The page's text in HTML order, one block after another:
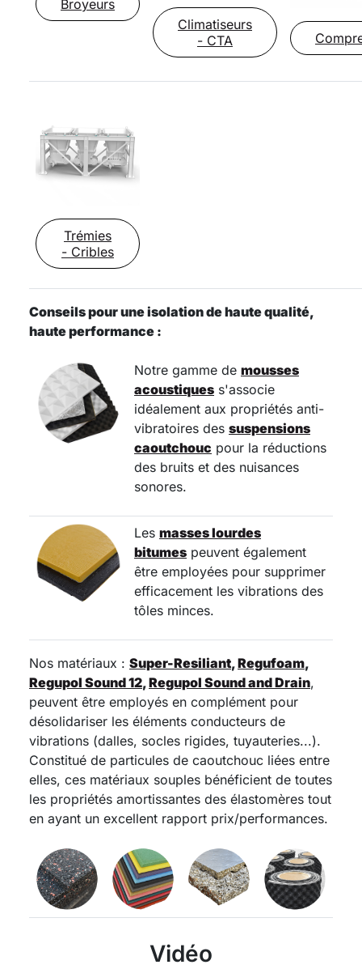
Broyeurs
Climatiseurs
- CTA
Trémies
- Cribles
Conseils pour une isolation de haute qualité,
haute performance :
Notre gamme de mousses
acoustiques s'associe
idéalement aux propriétés anti-
vibratoires des suspensions
caoutchouc pour la réductions
des bruits et des nuisances
sonores.
Les masses lourdes
bitumes peuvent également
être employées pour supprimer
efficacement les vibrations des
tôles minces.
Nos matériaux : Super-Resiliant,Regufoam,
Regupol Sound 12,Regupol Sound and Drain,
peuvent être employés en complément pour
désolidariser les éléments conducteurs de
vibrations (dalles, socles rigides, tuyauteries...).
Constitué de particules de caoutchouc liées entre
elles, ces matériaux souples bénéficient de toutes
les propriétés amortissantes des élastomères tout
en ayant un excellent rapport prix/performances.
Vidéo